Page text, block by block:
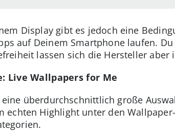
Display gibt es jedoch eine
auf Deinem Smartphone laufen.
lassen sich die Hersteller aber
Live Wallpapers for Me
überdurchschnittlich große
echten Highlight unter den